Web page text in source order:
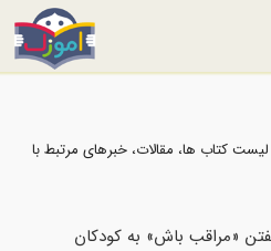
کتاب ها، مقالات، خبرهای مرتبط با
«مراقب باش» به کودکان